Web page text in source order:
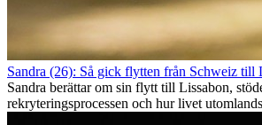
Sandra (26): Så gick flytten från Schweiz till
Sandra berättar om sin flytt till Lissabon,
rekryteringsprocessen och hur livet